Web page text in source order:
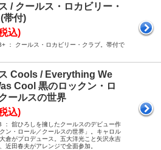
/ クールス・ロカビリー・
帯付)
込)
： クールス・ロカビリー・クラブ。帯付で
Cools / Everything We
Cool 黒のロックン・ロ
ールスの世界
込)
： 舘ひろしを擁したクールスのデビュー作
クン・ロール／クールスの世界」。キャロル
倉がプロデュース。五大洋光こと矢沢永吉
近田春夫がアレンジで全面参加。